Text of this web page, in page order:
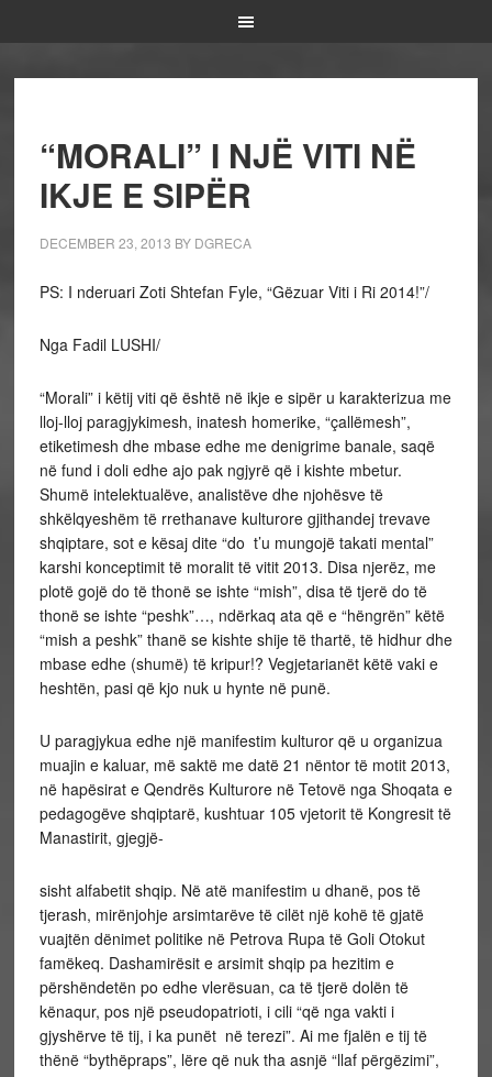
“MORALI” I NJË VITI NË
IKJE E SIPËR
DECEMBER 23, 2013 BY DGRECA
PS: I nderuari Zoti Shtefan Fyle, “Gëzuar Viti i Ri 2014!”/
Nga Fadil LUSHI/
“Morali” i këtij viti që është në ikje e sipër u karakterizua me
lloj-lloj paragjykimesh, inatesh homerike, “çallëmesh”,
etiketimesh dhe mbase edhe me denigrime banale, saqë
në fund i doli edhe ajo pak ngjyrë që i kishte mbetur.
Shumë intelektualëve, analistëve dhe njohësve të
shkëlqyeshëm të rrethanave kulturore gjithandej trevave
shqiptare, sot e kësaj dite “do t’u mungojë takati mental”
karshi konceptimit të moralit të vitit 2013. Disa njerëz, me
plotë gojë do të thonë se ishte “mish”, disa të tjerë do të
thonë se ishte “peshk”…, ndërkaq ata që e “hëngrën” këtë
“mish a peshk” thanë se kishte shije të thartë, të hidhur dhe
mbase edhe (shumë) të kripur!? Vegjetarianët këtë vaki e
heshtën, pasi që kjo nuk u hynte në punë.
U paragjykua edhe një manifestim kulturor që u organizua
muajin e kaluar, më saktë me datë 21 nëntor të motit 2013,
në hapësirat e Qendrës Kulturore në Tetovë nga Shoqata e
pedagogëve shqiptarë, kushtuar 105 vjetorit të Kongresit të
Manastirit, gjegjë-
sisht alfabetit shqip. Në atë manifestim u dhanë, pos të
tjerash, mirënjohje arsimtarëve të cilët një kohë të gjatë
vuajtën dënimet politike në Petrova Rupa të Goli Otokut
famëkeq. Dashamirësit e arsimit shqip pa hezitim e
përshëndetën po edhe vlerësuan, ca të tjerë dolën të
kënaqur, pos një pseudopatrioti, i cili “që nga vakti i
gjyshërve të tij, i ka punët në terezi”. Ai me fjalën e tij të
thënë “bythëpraps”, lëre që nuk tha asnjë “llaf përgëzimi”,